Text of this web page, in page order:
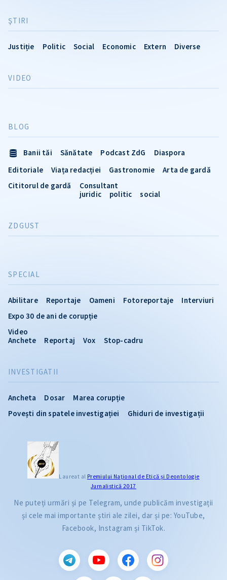
ŞTIRI
Justiție Politic Social Economic Extern Diverse
INVESTIGATII
Ancheta Dosar
Marea corupție
Povești din spatele investigației
Ghiduri de investigații
VIDEO
SPECIAL
Abilitare Reportaje Oameni Fotoreportaje
Interviuri
Expo 30 de ani de corupție
Video
Anchete
Reportaj Vox Stop-cadru
BLOG
Banii tăi Sănătate Podcast ZdG
Diaspora
Editoriale
Viața redacției Gastronomie
Arta de gardă
Cititorul de gardă
Consultant
juridic
politic social
ZDGUST
Laureat al Premiului Naţional de Etică și Deontologie
Jurnalistică 2017
Ne puteți urmări și pe Telegram, unde publicăm investigații
și cele mai importante știri ale zilei, dar și pe: YouTube,
Facebook, Instagram și TikTok.
CITEȘTE